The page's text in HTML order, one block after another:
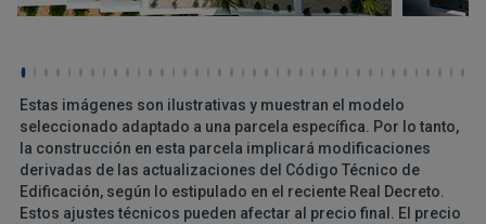
Estas imágenes son ilustrativas y muestran el modelo
seleccionado adaptado a una parcela específica. Por lo tanto,
la construcción en esta parcela implicará modificaciones
derivadas de las actualizaciones del Código Técnico de
Edificación, según lo estipulado en el reciente Real Decreto.
Estos ajustes técnicos pueden afectar al precio final. El precio